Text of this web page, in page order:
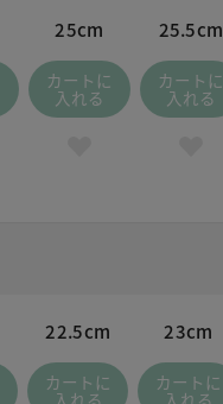
25cm
カートに
入れる
25.5cm
カートに
入れる
22.5cm
カートに
23cm
カートに